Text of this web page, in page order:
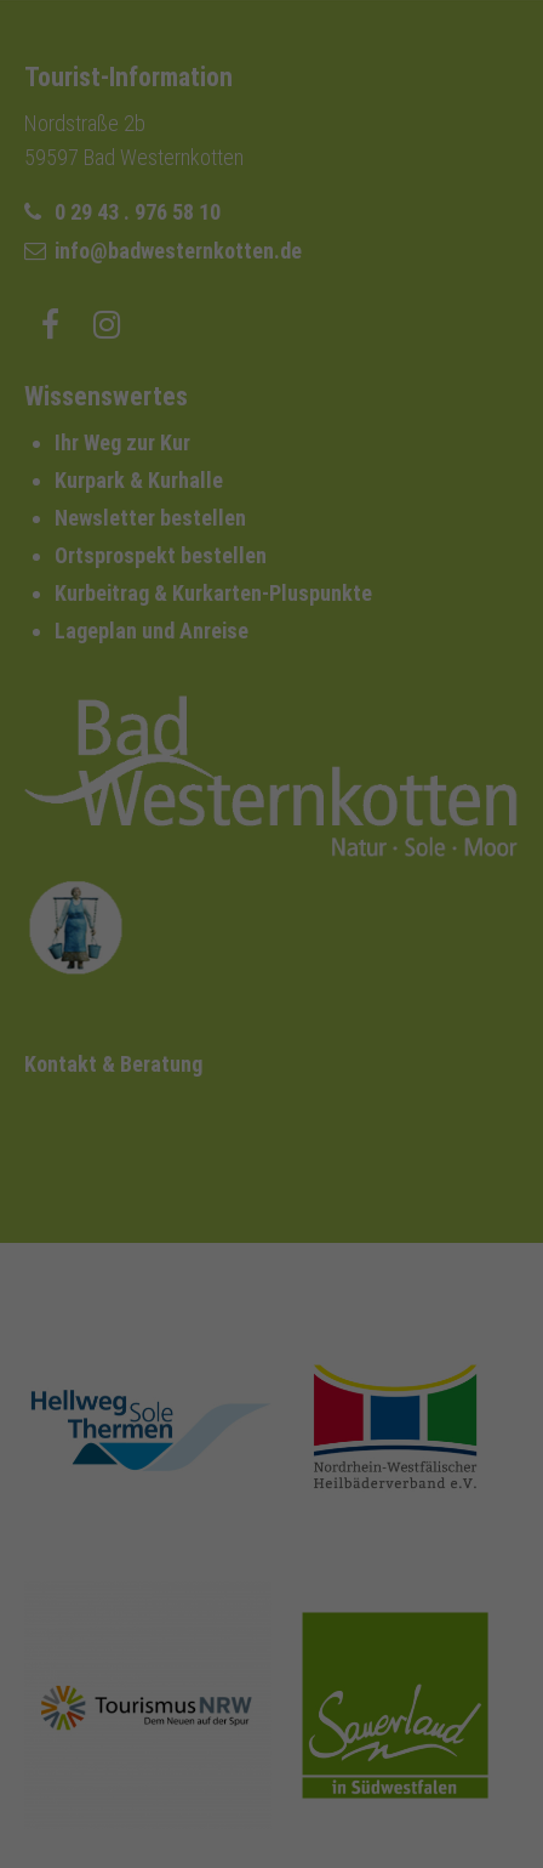
Tourist-Information
Nordstraße 2b
59597 Bad Westernkotten
0 29 43 . 976 58 10
info@badwesternkotten.de
Wissenswertes
Ihr Weg zur Kur
Kurpark & Kurhalle
Newsletter bestellen
Ortsprospekt bestellen
Kurbeitrag & Kurkarten-Pluspunkte
Lageplan und Anreise
Kontakt & Beratung
hellweg-sole-
thermen.de
heilbaeder.de
nrw-
tourismus.de
sauerland.co
m